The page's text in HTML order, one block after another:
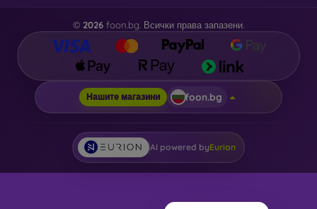
© 2026 foon.bg. Всички права запазени.
Нашите магазини foon.bg
AI powered byEurion